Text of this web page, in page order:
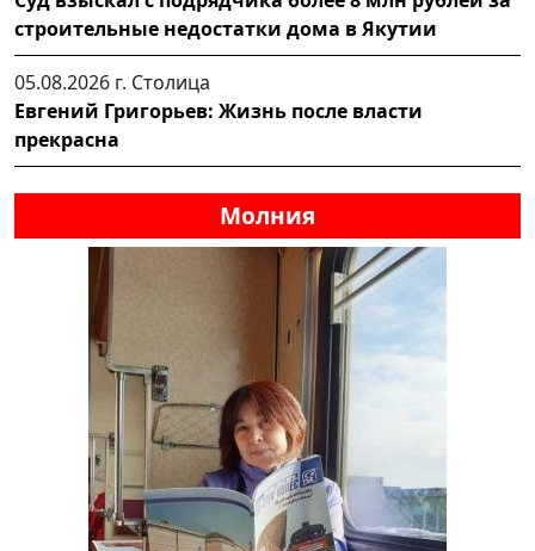
строительные недостатки дома в Якутии
05.08.2026 г. Столица
Евгений Григорьев: Жизнь после власти
прекрасна
Молния